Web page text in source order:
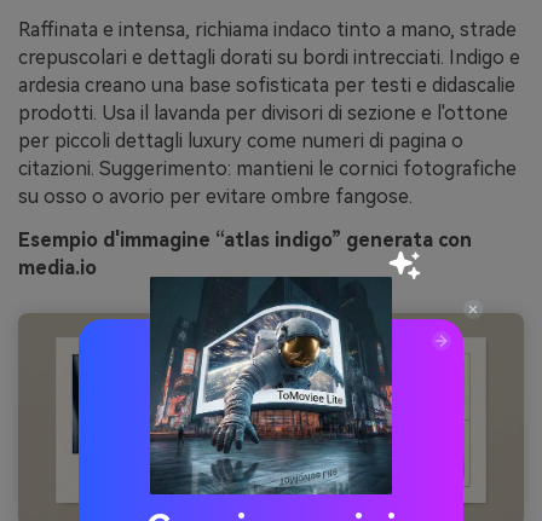
Raffinata e intensa, richiama indaco tinto a mano, strade
crepuscolari e dettagli dorati su bordi intrecciati. Indigo e
ardesia creano una base sofisticata per testi e didascalie
prodotti. Usa il lavanda per divisori di sezione e l'ottone
per piccoli dettagli luxury come numeri di pagina o
citazioni. Suggerimento: mantieni le cornici fotografiche
su osso o avorio per evitare ombre fangose.
Esempio d'immagine “atlas indigo” generata con
media.io